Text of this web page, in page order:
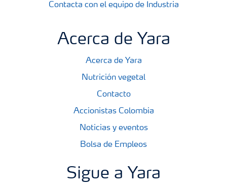
Contacta con el equipo de Industria
Acerca de Yara
Acerca de Yara
Nutrición vegetal
Contacto
Accionistas Colombia
Noticias y eventos
Bolsa de Empleos
Sigue a Yara